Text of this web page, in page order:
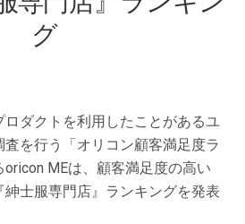
グ
ダクトを利用したことがあるユ
を行う「オリコン顧客満足度ラ
MEは、顧客満足度の高い
紳士服専門店』ランキングを発表